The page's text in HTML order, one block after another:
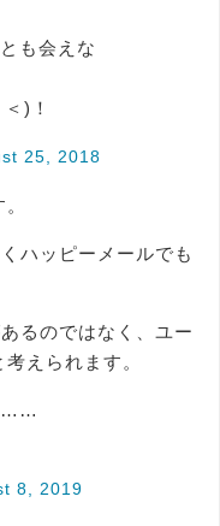
も会えな
)！
25, 2018
ハッピーメールでも
るのではなく、ユー
えられます。
……
8, 2019